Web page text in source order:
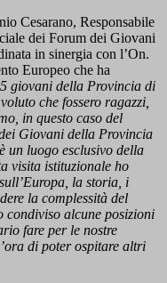
Cesarano, Responsabile
dei Forum dei Giovani
in sinergia con l’On.
Europeo che ha
giovani della Provincia di
che fossero ragazzi,
in questo caso del
Giovani della Provincia
un luogo esclusivo della
visita istituzionale ho
la storia, i
la complessità del
alcune posizioni
fare per le nostre
di poter ospitare altri